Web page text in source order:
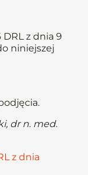
z dnia 9
niniejszej
dr n. med.
z dnia